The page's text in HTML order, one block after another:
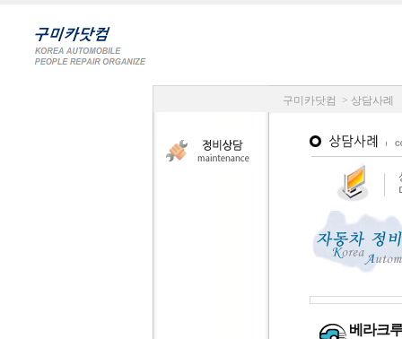
구미카닷컴 > 상담사례
베라크